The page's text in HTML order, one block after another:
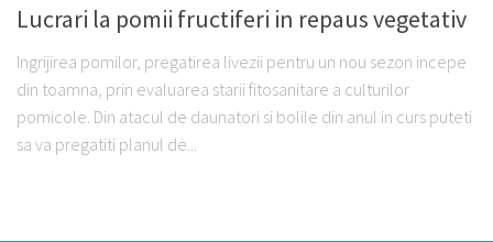
Lucrari la pomii fructiferi in repaus vegetativ
Ingrijirea pomilor, pregatirea livezii pentru un nou sezon incepe
din toamna, prin evaluarea starii fitosanitare a culturilor
pomicole. Din atacul de daunatori si bolile din anul in curs puteti
sa va pregatiti planul de...